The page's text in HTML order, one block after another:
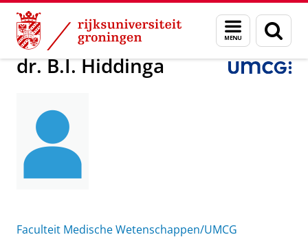
Skip
Content
Skip
Navigation
Menu
en
zoeken
Over ons dr. B.I. Hiddinga
dr. B.I. Hiddinga
Faculteit Medische Wetenschappen/UMCG